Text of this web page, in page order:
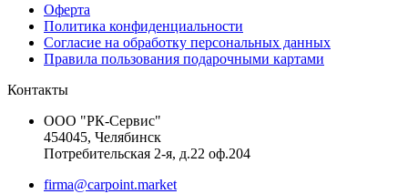
Оферта
Политика конфиденциальности
Согласие на обработку персональных данных
Правила пользования подарочными картами
Контакты
ООО "РК-Сервис"
454045, Челябинск
Потребительская 2-я, д.22 оф.204
firma@carpoint.market